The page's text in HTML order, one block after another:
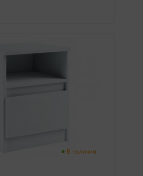
В наличии